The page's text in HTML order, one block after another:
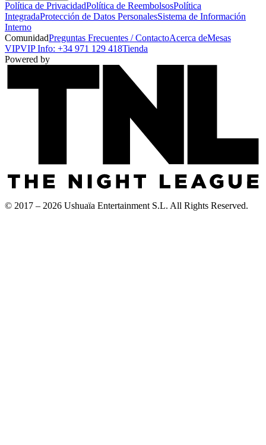
Política de PrivacidadPolítica de ReembolsosPolítica
IntegradaProtección de Datos PersonalesSistema de Información
Interno
ComunidadPreguntas Frecuentes / ContactoAcerca deMesas
VIPVIP Info: +34 971 129 418Tienda
Powered by
© 2017 – 2026 Ushuaïa Entertainment S.L. All Rights Reserved.